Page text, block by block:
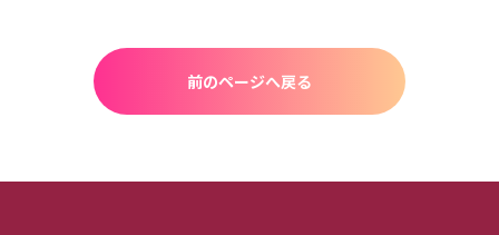
前のページへ戻る